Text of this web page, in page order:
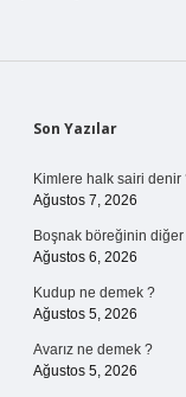
Sidebar
Son Yazılar
Kimlere halk sairi denir
Ağustos 7, 2026
Boşnak böreğinin
Ağustos 6, 2026
Kudup ne demek ?
Ağustos 5, 2026
Avarız ne demek ?
Ağustos 5, 2026